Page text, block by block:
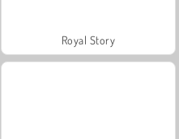
Royal Story